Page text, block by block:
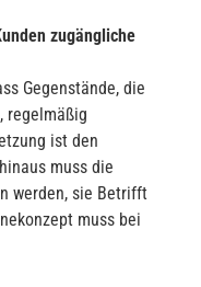
zugängliche
Gegenstände, die
regelmäßig
ist den
muss die
werden, sie Betrifft
muss bei